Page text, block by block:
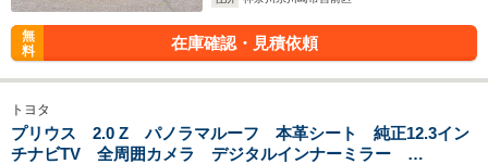
無
料
在庫確認・見積依頼
トヨタ
プリウス 2.0 Z パノラマルーフ 本革シート 純正12.3イン
チナビTV 全周囲カメラ デジタルインナーミラー